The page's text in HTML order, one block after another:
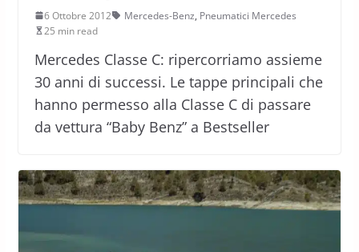
6 Ottobre 2012 Mercedes-Benz, Pneumatici Mercedes
25 min read
Mercedes Classe C: ripercorriamo assieme
30 anni di successi. Le tappe principali che
hanno permesso alla Classe C di passare
da vettura “Baby Benz” a Bestseller